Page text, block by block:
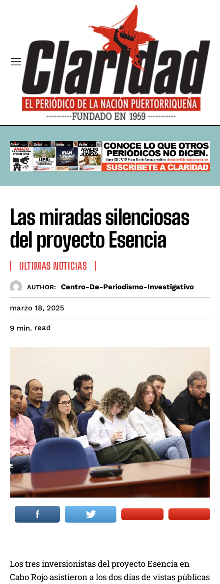
Las miradas silenciosas
del proyecto Esencia
ULTIMAS NOTICIAS
AUTHOR: Centro-De-Periodismo-Investigativo
marzo 18, 2025
9 min. read
Los tres inversionistas del proyecto Esencia en
Cabo Rojo asistieron a los dos días de vistas públicas